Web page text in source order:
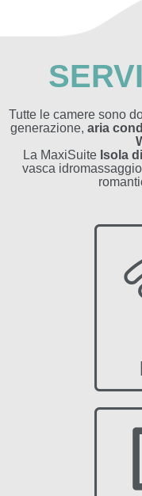
Tutte le camere sono
generazione, aria
La MaxiSuite Isola
vasca idromassaggio